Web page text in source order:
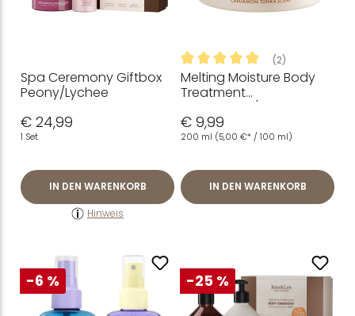
Spa Ceremony Giftbox
Peony/Lychee
€ 24,99
1 Set
IN DEN WARENKORB
Hinweis
Durchschnittliche
(2)
Melting Moisture Body
Treatment
Cardamom/Tonka
€ 9,99
200 ml (5,00 €* / 100 ml)
IN DEN WARENKORB
-6 % -25 %